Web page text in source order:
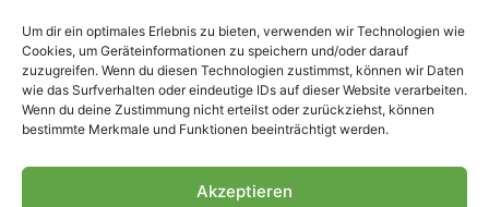
Um dir ein optimales Erlebnis zu bieten, verwenden wir Technologien wie
Cookies, um Geräteinformationen zu speichern und/oder darauf
zuzugreifen. Wenn du diesen Technologien zustimmst, können wir Daten
wie das Surfverhalten oder eindeutige IDs auf dieser Website verarbeiten.
Wenn du deine Zustimmung nicht erteilst oder zurückziehst, können
bestimmte Merkmale und Funktionen beeinträchtigt werden.
Akzeptieren
© 2007-2026 Fohlen-Hautnah.de
– Alle rechte vorbehalten.
Fohlen-Hautnah.de ist ein
offiziell eingetragenes Magazin